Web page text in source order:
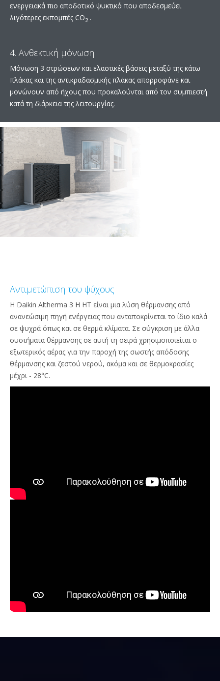
ενεργειακά πιο αποδοτικό ψυκτικό που αποδεσμεύει
λιγότερες εκπομπές CO2 .
4. Ανθεκτική μόνωση
Μόνωση 3 στρώσεων και ελαστικές βάσεις μεταξύ της κάτω
πλάκας και της αντικραδασμικής πλάκας απορροφάνε και
μονώνουν από ήχους που προκαλούνται από τον συμπιεστή
κατά τη διάρκεια της λειτουργίας.
Αντιμετώπιση του ψύχους
Η Daikin Altherma 3 H HT είναι μια λύση θέρμανσης από
ανανεώσιμη πηγή ενέργειας που ανταποκρίνεται το ίδιο καλά
σε ψυχρά όπως και σε θερμά κλίματα. Σε σύγκριση με άλλα
συστήματα θέρμανσης σε αυτή τη σειρά χρησιμοποιείται ο
εξωτερικός αέρας για την παροχή της σωστής απόδοσης
θέρμανσης και ζεστού νερού, ακόμα και σε θερμοκρασίες
μέχρι - 28°C.